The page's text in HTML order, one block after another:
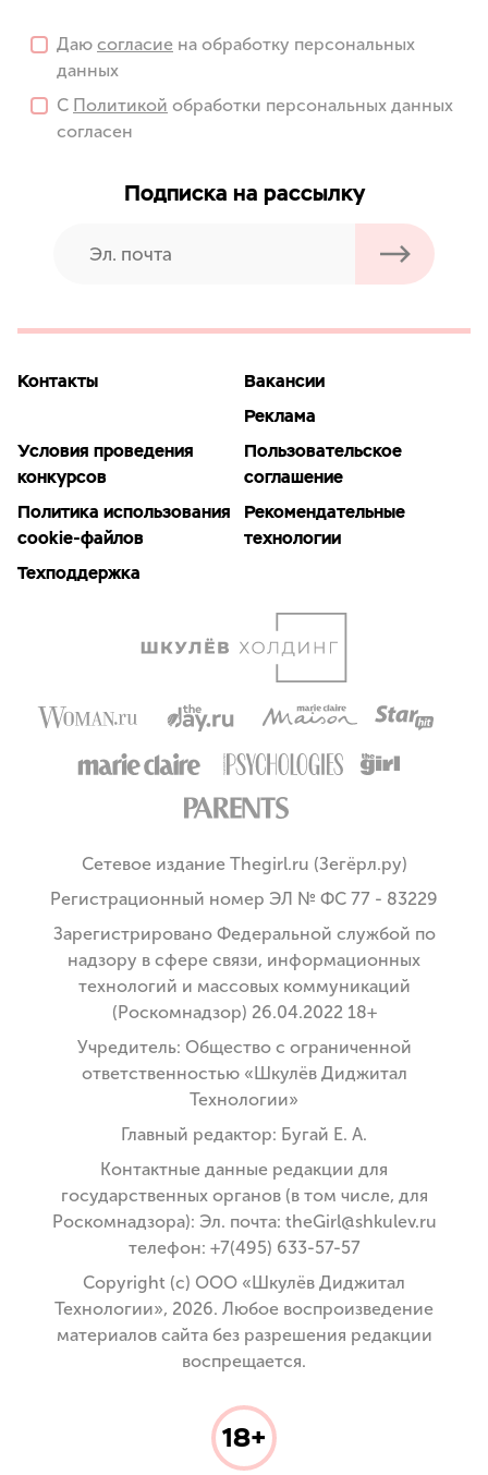
Даю согласие на обработку персональных
данных
С Политикой обработки персональных данных
согласен
Подписка на рассылку
Контакты
Вакансии
Реклама
Условия проведения
конкурсов
Пользовательское
соглашение
Политика использования
cookie-файлов
Рекомендательные
технологии
Техподдержка
Сетевое издание Thegirl.ru (Зегёрл.ру)
Регистрационный номер ЭЛ № ФС 77 - 83229
Зарегистрировано Федеральной службой по
надзору в сфере связи, информационных
технологий и массовых коммуникаций
(Роскомнадзор) 26.04.2022 18+
Учредитель: Общество с ограниченной
ответственностью «Шкулёв Диджитал
Технологии»
Главный редактор: Бугай Е. А.
Контактные данные редакции для
государственных органов (в том числе, для
Роскомнадзора): Эл. почта: theGirl@shkulev.ru
телефон: +7(495) 633-57-57
Copyright (с) ООО «Шкулёв Диджитал
Технологии», 2026. Любое воспроизведение
материалов сайта без разрешения редакции
воспрещается.
18+